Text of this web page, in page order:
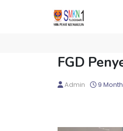
FGD
Admin 9